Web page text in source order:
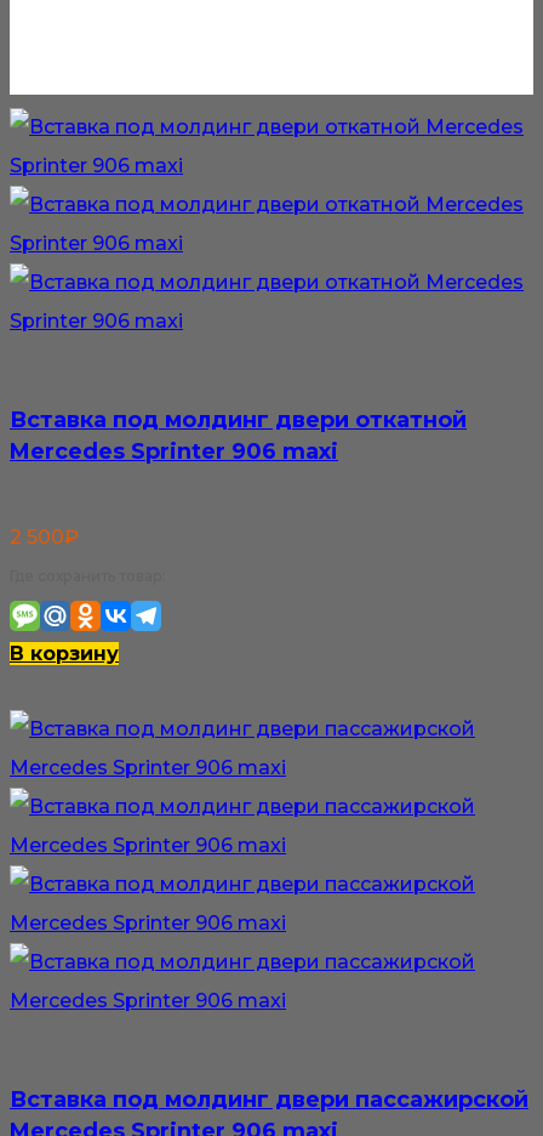
Вставка под молдинг двери откатной
Mercedes Sprinter 906 maxi
2 500₽
В корзину
Вставка под молдинг двери пассажирской